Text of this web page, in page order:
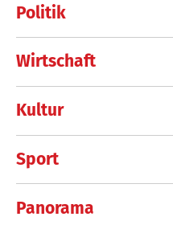
Politik
Wirtschaft
Kultur
Sport
Panorama